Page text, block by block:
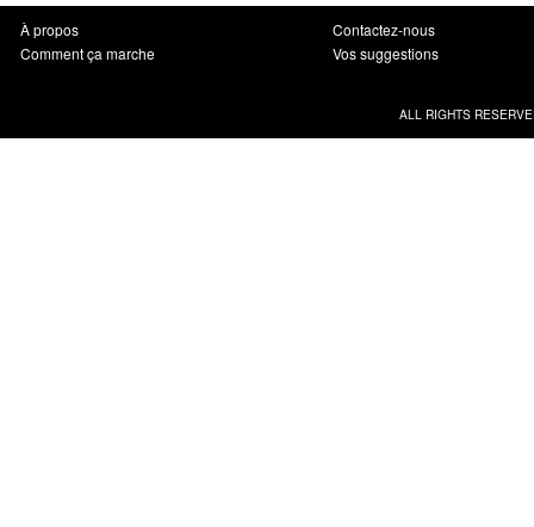
À propos
Comment ça marche
Contactez-nous
Vos suggestions
ALL RIGHTS